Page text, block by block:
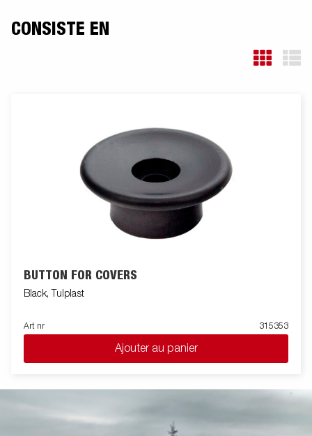
CONSISTE EN
BUTTON FOR COVERS
Black, Tulplast
Art nr 315353
Ajouter au panier